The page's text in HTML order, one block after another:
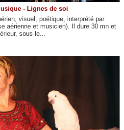
- Lignes de soi
visuel, poétique, interprété par
aérienne et musicien). Il dure 30 mn et
sous le...